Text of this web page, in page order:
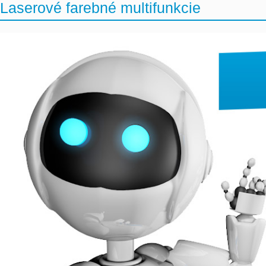
Laserové farebné multifunkcie